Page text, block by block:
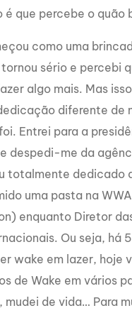
é que percebe o quão
como uma
sério e percebi
algo mais. Mas isso
diferente de
Entrei para a
e despedi-me da
totalmente dedicado
uma pasta na
enquanto Diretor
Ou seja, há
wake em lazer, hoje
de Wake em vários
mudei de vida… Para